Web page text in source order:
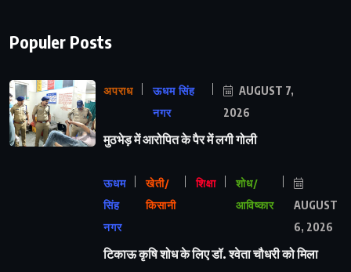
Populer Posts
अपराध
ऊधम सिंह
नगर
AUGUST 7,
2026
मुठभेड़ में आरोपित के पैर में लगी गोली
ऊधम
सिंह
नगर
खेती/
किसानी
शिक्षा
शोध/
आविष्कार
AUGUST
6, 2026
टिकाऊ कृषि शोध के लिए डॉ. श्वेता चौधरी को मिला